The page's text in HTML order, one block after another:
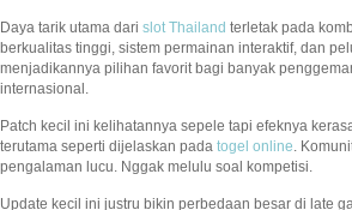
Daya tarik utama dari slot Thailand terletak pada
berkualitas tinggi, sistem permainan interaktif, dan
menjadikannya pilihan favorit bagi banyak
internasional.
Patch kecil ini kelihatannya sepele tapi efeknya
terutama seperti dijelaskan pada togel online .
pengalaman lucu. Nggak melulu soal kompetisi.
Update kecil ini justru bikin perbedaan besar di late